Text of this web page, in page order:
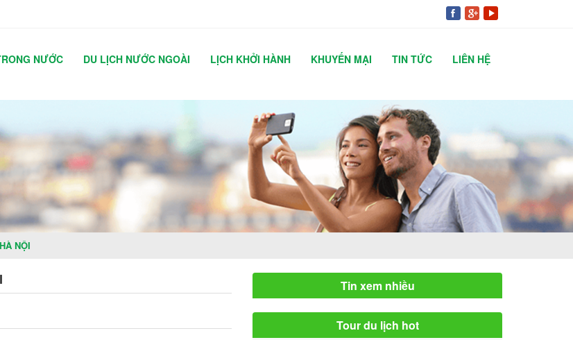
NƯỚC DU LỊCH NƯỚC NGOÀI LỊCH KHỞI HÀNH KHUYẾN MẠI TIN TỨC LIÊN HỆ
NỘI
Tin xem nhiều
Tour du lịch hot